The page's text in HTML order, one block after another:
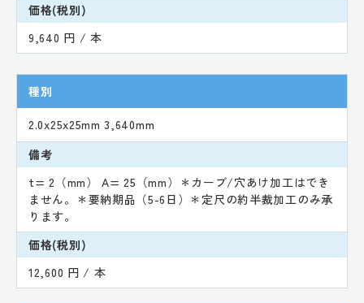
価格(税別)
9,640 円 / 本
種別
2.0x25x25mm 3,640mm
備考
t= 2（mm） A= 25（mm）＊カーブ/穴あけ加工はでき
ません。＊要納期品（5-6日）＊定尺の約半裁加工のみ承
ります。
価格(税別)
12,600 円 / 本